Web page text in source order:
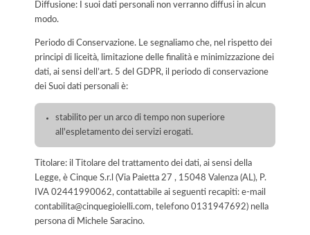
Diffusione: I suoi dati personali non verranno diffusi in alcun
modo.
Periodo di Conservazione. Le segnaliamo che, nel rispetto dei
principi di liceità, limitazione delle finalità e minimizzazione dei
dati, ai sensi dell’art. 5 del GDPR, il periodo di conservazione
dei Suoi dati personali è:
stabilito per un arco di tempo non superiore
all'espletamento dei servizi erogati.
Titolare: il Titolare del trattamento dei dati, ai sensi della
Legge, è Cinque S.r.l (Via Paietta 27 , 15048 Valenza (AL), P.
IVA 02441990062, contattabile ai seguenti recapiti: e-mail
contabilita@cinquegioielli.com, telefono 0131947692) nella
persona di Michele Saracino.